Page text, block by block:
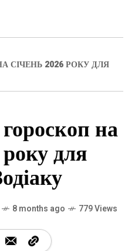
СІЧЕНЬ 2026 РОКУ ДЛЯ
на
для
8 months ago 779 Views